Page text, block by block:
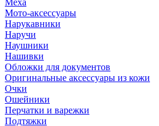
Меха
Мото-аксессуары
Нарукавники
Наручи
Наушники
Нашивки
Обложки для документов
Оригинальные аксессуары из кожи
Очки
Ошейники
Перчатки и варежки
Подтяжки